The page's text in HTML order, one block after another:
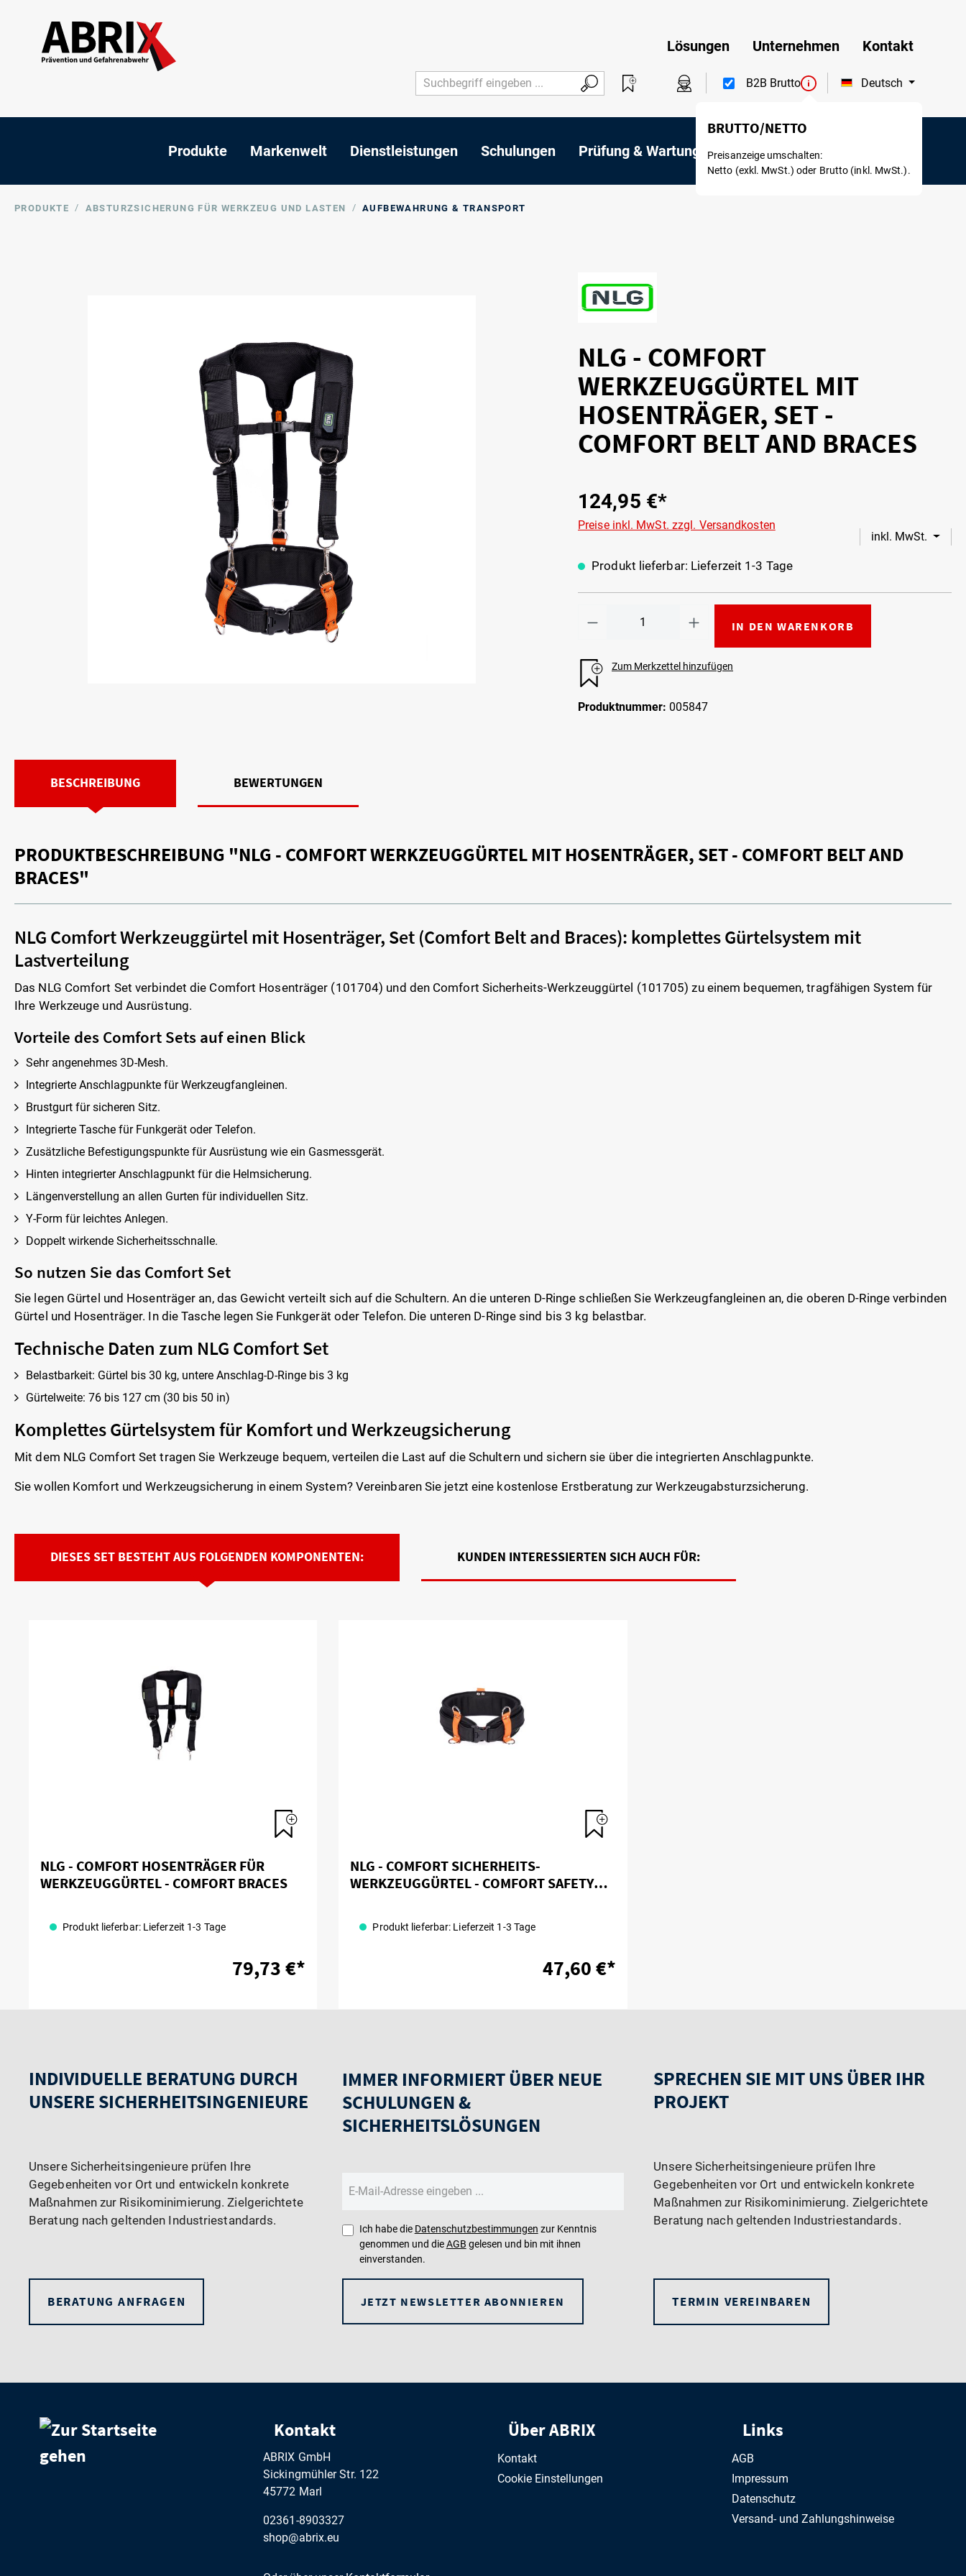
Lösungen Unternehmen Kontakt
B2B Brutto Deutsch
Produkte Markenwelt Dienstleistungen Schulungen Prüfung & Wartung Mietservice
PRODUKTE / ABSTURZSICHERUNG FÜR WERKZEUG UND LASTEN / AUFBEWAHRUNG & TRANSPORT
NLG - COMFORT
WERKZEUGGÜRTEL MIT
HOSENTRÄGER, SET -
COMFORT BELT AND BRACES
124,95 €*
inkl. MwSt.
Preise inkl. MwSt. zzgl. Versandkosten
Produkt lieferbar: Lieferzeit 1-3 Tage
IN DEN WARENKORB
Zum Merkzettel hinzufügen
Produktnummer: 005847
BESCHREIBUNG BEWERTUNGEN
PRODUKTBESCHREIBUNG "NLG - COMFORT WERKZEUGGÜRTEL MIT HOSENTRÄGER, SET - COMFORT BELT AND
BRACES"
NLG Comfort Werkzeuggürtel mit Hosenträger, Set (Comfort Belt and Braces): komplettes Gürtelsystem mit
Lastverteilung
Das NLG Comfort Set verbindet die Comfort Hosenträger (101704) und den Comfort Sicherheits-Werkzeuggürtel (101705) zu einem bequemen, tragfähigen System für
Ihre Werkzeuge und Ausrüstung.
Vorteile des Comfort Sets auf einen Blick
Sehr angenehmes 3D-Mesh.
Integrierte Anschlagpunkte für Werkzeugfangleinen.
Brustgurt für sicheren Sitz.
Integrierte Tasche für Funkgerät oder Telefon.
Zusätzliche Befestigungspunkte für Ausrüstung wie ein Gasmessgerät.
Hinten integrierter Anschlagpunkt für die Helmsicherung.
Längenverstellung an allen Gurten für individuellen Sitz.
Y-Form für leichtes Anlegen.
Doppelt wirkende Sicherheitsschnalle.
So nutzen Sie das Comfort Set
Sie legen Gürtel und Hosenträger an, das Gewicht verteilt sich auf die Schultern. An die unteren D-Ringe schließen Sie Werkzeugfangleinen an, die oberen D-Ringe verbinden
Gürtel und Hosenträger. In die Tasche legen Sie Funkgerät oder Telefon. Die unteren D-Ringe sind bis 3 kg belastbar.
Technische Daten zum NLG Comfort Set
Belastbarkeit: Gürtel bis 30 kg, untere Anschlag-D-Ringe bis 3 kg
Gürtelweite: 76 bis 127 cm (30 bis 50 in)
Komplettes Gürtelsystem für Komfort und Werkzeugsicherung
Mit dem NLG Comfort Set tragen Sie Werkzeuge bequem, verteilen die Last auf die Schultern und sichern sie über die integrierten Anschlagpunkte.
Sie wollen Komfort und Werkzeugsicherung in einem System? Vereinbaren Sie jetzt eine kostenlose Erstberatung zur Werkzeugabsturzsicherung.
DIESES SET BESTEHT AUS FOLGENDEN KOMPONENTEN: KUNDEN INTERESSIERTEN SICH AUCH FÜR:
NLG - COMFORT HOSENTRÄGER FÜR
WERKZEUGGÜRTEL - COMFORT BRACES
Produkt lieferbar: Lieferzeit 1-3 Tage
79,73 €*
NLG - COMFORT SICHERHEITS-
WERKZEUGGÜRTEL - COMFORT SAFETY
Produkt lieferbar: Lieferzeit 1-3 Tage
47,60 €*
INDIVIDUELLE BERATUNG DURCH
UNSERE SICHERHEITSINGENIEURE
Unsere Sicherheitsingenieure prüfen Ihre
Gegebenheiten vor Ort und entwickeln konkrete
Maßnahmen zur Risikominimierung. Zielgerichtete
Beratung nach geltenden Industriestandards.
BERATUNG ANFRAGEN
IMMER INFORMIERT ÜBER NEUE
SCHULUNGEN &
SICHERHEITSLÖSUNGEN
Ich habe die Datenschutzbestimmungen zur Kenntnis
genommen und dieAGB gelesen und bin mit ihnen
einverstanden.
JETZT NEWSLETTER ABONNIEREN
SPRECHEN SIE MIT UNS ÜBER IHR
PROJEKT
Unsere Sicherheitsingenieure prüfen Ihre
Gegebenheiten vor Ort und entwickeln konkrete
Maßnahmen zur Risikominimierung. Zielgerichtete
Beratung nach geltenden Industriestandards.
TERMIN VEREINBAREN
Kontakt
ABRIX GmbH
Sickingmühler Str. 122
45772 Marl
02361-8903327
shop@abrix.eu
Über ABRIX
Kontakt
Cookie Einstellungen
Links
AGB
Impressum
Datenschutz
Versand- und Zahlungshinweise